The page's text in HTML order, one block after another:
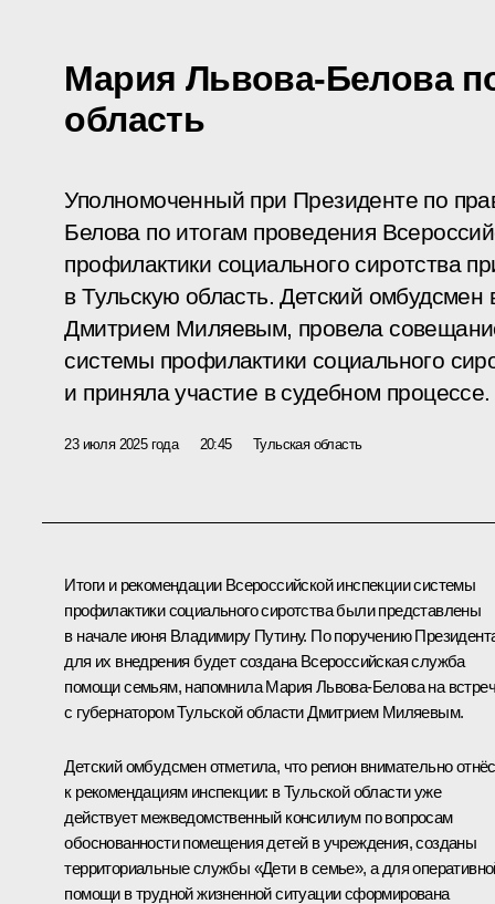
Мария Львова-Белова
область
Уполномоченный при Президенте по
Белова по итогам проведения
профилактики социального сиротства
в Тульскую область. Детский омбудсмен
Дмитрием Миляевым, провела
системы профилактики социального
и приняла участие в судебном процессе.
23 июля 2025 года 20:45 Тульская область
Итоги и рекомендации Всероссийской инспекции системы
профилактики социального сиротства былипредставлены
в начале июня Владимиру Путину. По поручению
для их внедрения будет создана Всероссийская служба
помощи семьям, напомнилаМария Львова-Белована
с губернатором Тульской областиДмитрием Миляевым.
Детский омбудсмен отметила, что регион внимательно
к рекомендациям инспекции: в Тульской области уже
действует межведомственный консилиум по вопросам
обоснованности помещения детей в учреждения, созданы
территориальные службы «Дети в семье», а для
помощи в трудной жизненной ситуации сформирована